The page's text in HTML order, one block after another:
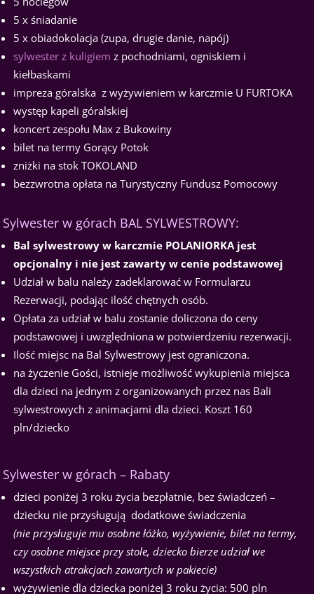
5 x śniadanie
5 x obiadokolacja (zupa, drugie danie, napój)
sylwester z kuligiem z pochodniami, ogniskiem i
kiełbaskami
impreza góralska z wyżywieniem w karczmie U FURTOKA
występ kapeli góralskiej
koncert zespołu Max z Bukowiny
bilet na termy Gorący Potok
zniżki na stok TOKOLAND
bezzwrotna opłata na Turystyczny Fundusz Pomocowy
Sylwester w górach BAL SYLWESTROWY:
Bal sylwestrowy w karczmie POLANIORKA jest
opcjonalny i nie jest zawarty w cenie podstawowej
Udział w balu należy zadeklarować w Formularzu
Rezerwacji, podając ilość chętnych osób.
Opłata za udział w balu zostanie doliczona do ceny
podstawowej i uwzględniona w potwierdzeniu rezerwacji.
Ilość miejsc na Bal Sylwestrowy jest ograniczona.
na życzenie Gości, istnieje możliwość wykupienia miejsca
dla dzieci na jednym z organizowanych przez nas Bali
sylwestrowych z animacjami dla dzieci. Koszt 160
pln/dziecko
Sylwester w górach – Rabaty
dzieci poniżej 3 roku życia bezpłatnie, bez świadczeń –
dziecku nie przysługują dodatkowe świadczenia
(nie przysługuje mu osobne łóżko, wyżywienie, bilet na termy,
czy osobne miejsce przy stole, dziecko bierze udział we
wszystkich atrakcjach zawartych w pakiecie)
wyżywienie dla dziecka poniżej 3 roku życia: 500 pln